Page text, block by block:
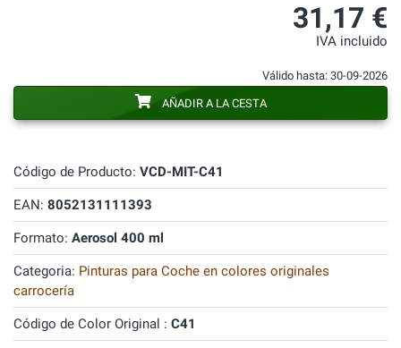
Código de Producto: VCD-MIT-C41
EAN: 8052131111393
Formato: Aerosol 400 ml
Categoria: Pinturas para Coche en colores originales
carrocería
Código de Color Original : C41
31,17 €
IVA incluido
Válido hasta: 30-09-2026
AÑADIR A LA CESTA